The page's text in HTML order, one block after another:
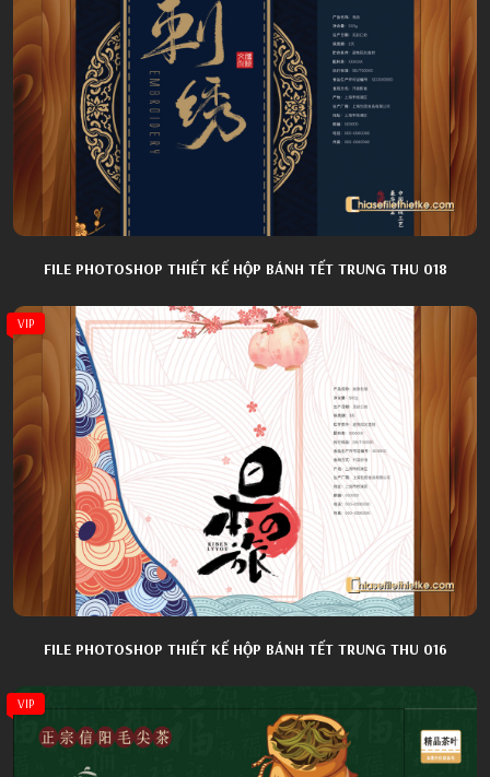
FILE PHOTOSHOP THIẾT KẾ HỘP BÁNH TẾT TRUNG THU 018
VIP
FILE PHOTOSHOP THIẾT KẾ HỘP BÁNH TẾT TRUNG THU 016
VIP